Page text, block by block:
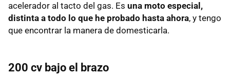
acelerador al tacto del gas. Es una moto especial,
distinta a todo lo que he probado hasta ahora, y tengo
que encontrar la manera de domesticarla.
200 cv bajo el brazo